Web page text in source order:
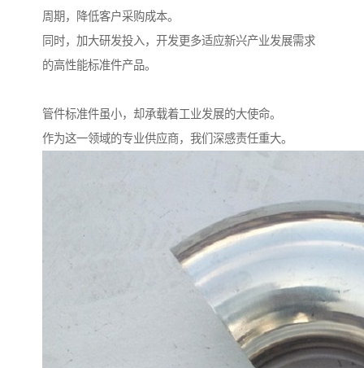
周期，降低客户采购成本。
同时，加大研发投入，开发更多适应新兴产业发展需求
的高性能标准件产品。
管件标准件虽小，却承载着工业发展的大使命。
作为这一领域的专业供应商，我们深感责任重大。